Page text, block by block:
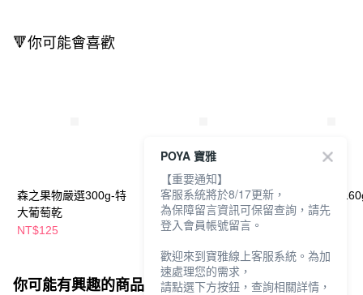
🔻你可能會喜歡
森之果物嚴選300g-特
大葡萄乾
NT$125
森之果物嚴選120g-整
粒蔓越莓乾
NT$120
森之果物嚴選
片蔓越莓
你可能有興趣的商品 全站排行
POYA 寶雅
【重要通知】
客服系統將於8/17更新，
為保障留言資訊可保留查詢，請先
登入會員帳號留言。
歡迎來到寶雅線上客服系統。為加
速處理您的需求，
請點選下方按鈕，查詢相關詳情，